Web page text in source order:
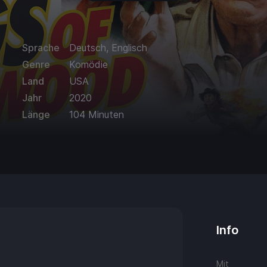
Sprache
Deutsch, Englisch
Genre
Komödie
Land
USA
Jahr
2020
Länge
104 Minuten
Info
Mit